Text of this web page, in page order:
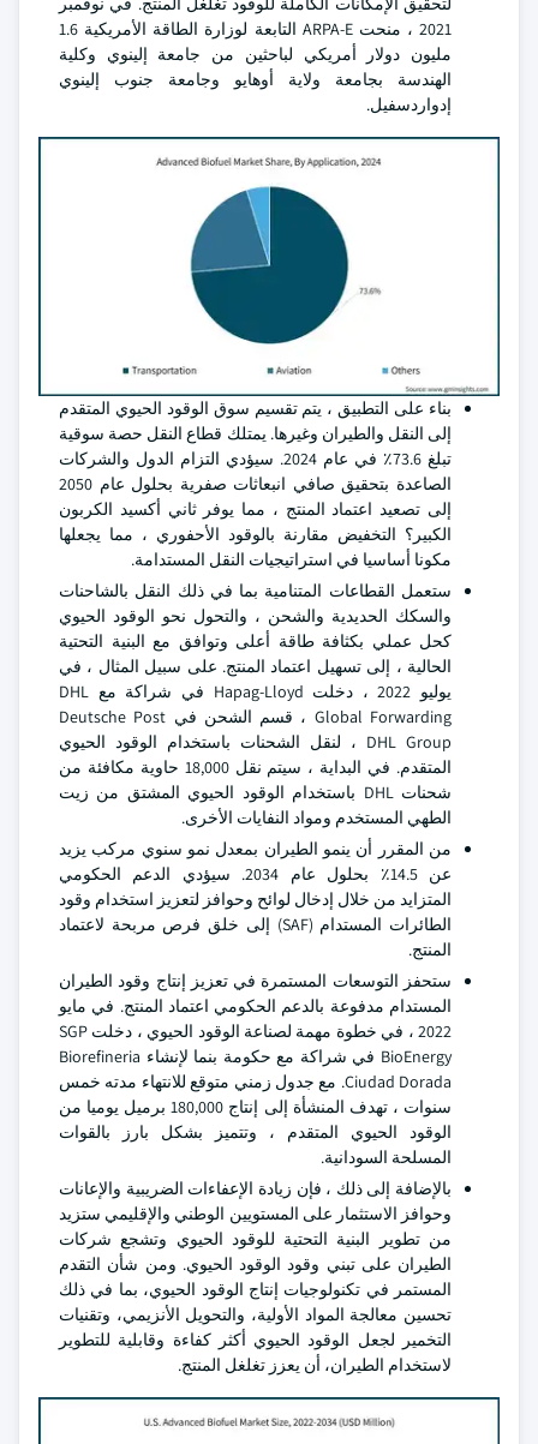
2021 ، منحت ARPA-E التابعة لوزارة الطاقة الأمريكية 1.6
مليون دولار أمريكي لباحثين من جامعة إلينوي وكلية
الهندسة بجامعة ولاية أوهايو وجامعة جنوب إلينوي
إدواردسفيل.
بناء على التطبيق ، يتم تقسيم سوق الوقود الحيوي المتقدم
إلى النقل والطيران وغيرها. يمتلك قطاع النقل حصة سوقية
تبلغ 73.6٪ في عام 2024. سيؤدي التزام الدول والشركات
الصاعدة بتحقيق صافي انبعاثات صفرية بحلول عام 2050
إلى تصعيد اعتماد المنتج ، مما يوفر ثاني أكسيد الكربون
الكبير؟ التخفيض مقارنة بالوقود الأحفوري ، مما يجعلها
مكونا أساسيا في استراتيجيات النقل المستدامة.
ستعمل القطاعات المتنامية بما في ذلك النقل بالشاحنات
والسكك الحديدية والشحن ، والتحول نحو الوقود الحيوي
كحل عملي بكثافة طاقة أعلى وتوافق مع البنية التحتية
الحالية ، إلى تسهيل اعتماد المنتج. على سبيل المثال ، في
يوليو 2022 ، دخلت Hapag-Lloyd في شراكة مع DHL
Global Forwarding ، قسم الشحن في Deutsche Post
DHL Group ، لنقل الشحنات باستخدام الوقود الحيوي
المتقدم. في البداية ، سيتم نقل 18,000 حاوية مكافئة من
شحنات DHL باستخدام الوقود الحيوي المشتق من زيت
الطهي المستخدم ومواد النفايات الأخرى.
من المقرر أن ينمو الطيران بمعدل نمو سنوي مركب يزيد
عن 14.5٪ بحلول عام 2034. سيؤدي الدعم الحكومي
المتزايد من خلال إدخال لوائح وحوافز لتعزيز استخدام وقود
الطائرات المستدام (SAF) إلى خلق فرص مربحة لاعتماد
المنتج.
ستحفز التوسعات المستمرة في تعزيز إنتاج وقود الطيران
المستدام مدفوعة بالدعم الحكومي اعتماد المنتج. في مايو
2022 ، في خطوة مهمة لصناعة الوقود الحيوي ، دخلت SGP
BioEnergy في شراكة مع حكومة بنما لإنشاء Biorefineria
Ciudad Dorada. مع جدول زمني متوقع للانتهاء مدته خمس
سنوات ، تهدف المنشأة إلى إنتاج 180,000 برميل يوميا من
الوقود الحيوي المتقدم ، وتتميز بشكل بارز بالقوات
المسلحة السودانية.
بالإضافة إلى ذلك ، فإن زيادة الإعفاءات الضريبية والإعانات
وحوافز الاستثمار على المستويين الوطني والإقليمي ستزيد
من تطوير البنية التحتية للوقود الحيوي وتشجع شركات
الطيران على تبني وقود الوقود الحيوي. ومن شأن التقدم
المستمر في تكنولوجيات إنتاج الوقود الحيوي، بما في ذلك
تحسين معالجة المواد الأولية، والتحويل الأنزيمي، وتقنيات
التخمير لجعل الوقود الحيوي أكثر كفاءة وقابلية للتطوير
لاستخدام الطيران، أن يعزز تغلغل المنتج.